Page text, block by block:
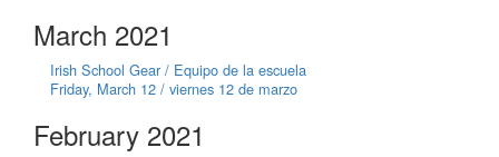
March 2021
Irish School Gear / Equipo de la escuela
Friday, March 12 / viernes 12 de marzo
February 2021